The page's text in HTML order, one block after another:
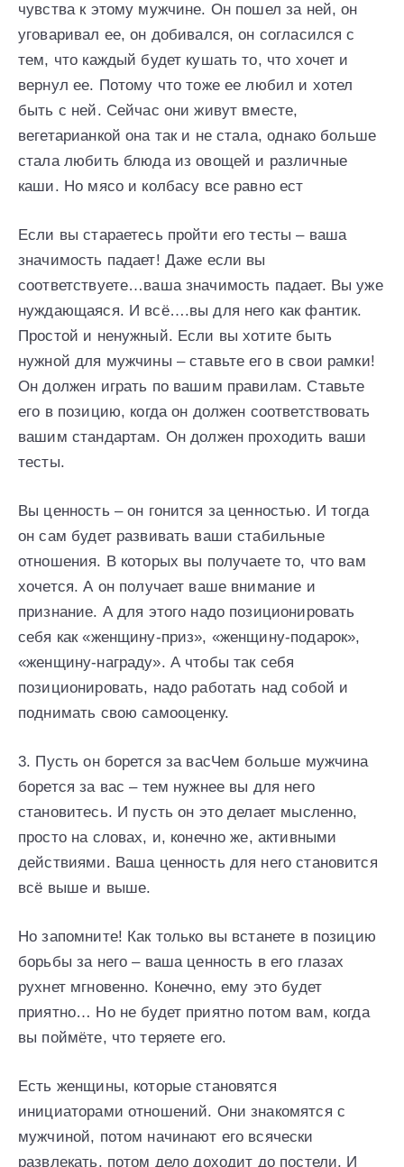
чувства к этому мужчине. Он пошел за ней, он
уговаривал ее, он добивался, он согласился с
тем, что каждый будет кушать то, что хочет и
вернул ее. Потому что тоже ее любил и хотел
быть с ней. Сейчас они живут вместе,
вегетарианкой она так и не стала, однако больше
стала любить блюда из овощей и различные
каши. Но мясо и колбасу все равно ест
Если вы стараетесь пройти его тесты – ваша
значимость падает! Даже если вы
соответствуете…ваша значимость падает. Вы уже
нуждающаяся. И всё….вы для него как фантик.
Простой и ненужный. Если вы хотите быть
нужной для мужчины – ставьте его в свои рамки!
Он должен играть по вашим правилам. Ставьте
его в позицию, когда он должен соответствовать
вашим стандартам. Он должен проходить ваши
тесты.
Вы ценность – он гонится за ценностью. И тогда
он сам будет развивать ваши стабильные
отношения. В которых вы получаете то, что вам
хочется. А он получает ваше внимание и
признание. А для этого надо позиционировать
себя как «женщину-приз», «женщину-подарок»,
«женщину-награду». А чтобы так себя
позиционировать, надо работать над собой и
поднимать свою самооценку.
3. Пусть он борется за васЧем больше мужчина
борется за вас – тем нужнее вы для него
становитесь. И пусть он это делает мысленно,
просто на словах, и, конечно же, активными
действиями. Ваша ценность для него становится
всё выше и выше.
Но запомните! Как только вы встанете в позицию
борьбы за него – ваша ценность в его глазах
рухнет мгновенно. Конечно, ему это будет
приятно… Но не будет приятно потом вам, когда
вы поймёте, что теряете его.
Есть женщины, которые становятся
инициаторами отношений. Они знакомятся с
мужчиной, потом начинают его всячески
развлекать, потом дело доходит до постели. И